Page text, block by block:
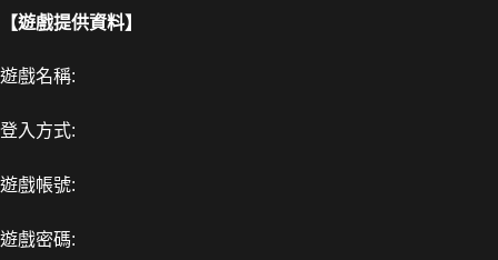
【遊戲提供資料】
遊戲名稱:
登入方式:
遊戲帳號:
遊戲密碼: